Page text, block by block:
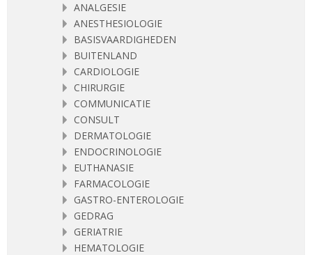
ANALGESIE
ANESTHESIOLOGIE
BASISVAARDIGHEDEN
BUITENLAND
CARDIOLOGIE
CHIRURGIE
COMMUNICATIE
CONSULT
DERMATOLOGIE
ENDOCRINOLOGIE
EUTHANASIE
FARMACOLOGIE
GASTRO-ENTEROLOGIE
GEDRAG
GERIATRIE
HEMATOLOGIE